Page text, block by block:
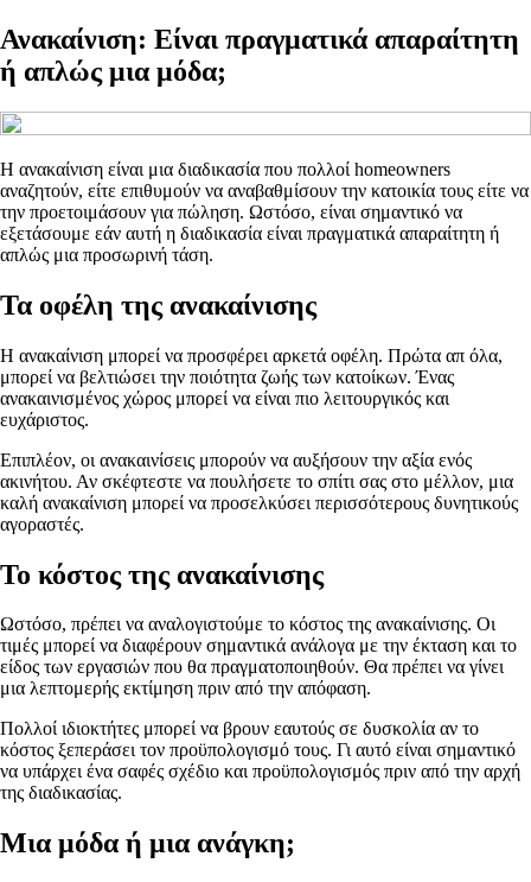
Ανακαίνιση: Είναι πραγματικά απαραίτητη
ή απλώς μια μόδα;
Η ανακαίνιση είναι μια διαδικασία που πολλοί homeowners
αναζητούν, είτε επιθυμούν να αναβαθμίσουν την κατοικία τους είτε να
την προετοιμάσουν για πώληση. Ωστόσο, είναι σημαντικό να
εξετάσουμε εάν αυτή η διαδικασία είναι πραγματικά απαραίτητη ή
απλώς μια προσωρινή τάση.
Τα οφέλη της ανακαίνισης
Η ανακαίνιση μπορεί να προσφέρει αρκετά οφέλη. Πρώτα απ όλα,
μπορεί να βελτιώσει την ποιότητα ζωής των κατοίκων. Ένας
ανακαινισμένος χώρος μπορεί να είναι πιο λειτουργικός και
ευχάριστος.
Επιπλέον, οι ανακαινίσεις μπορούν να αυξήσουν την αξία ενός
ακινήτου. Αν σκέφτεστε να πουλήσετε το σπίτι σας στο μέλλον, μια
καλή ανακαίνιση μπορεί να προσελκύσει περισσότερους δυνητικούς
αγοραστές.
Το κόστος της ανακαίνισης
Ωστόσο, πρέπει να αναλογιστούμε το κόστος της ανακαίνισης. Οι
τιμές μπορεί να διαφέρουν σημαντικά ανάλογα με την έκταση και το
είδος των εργασιών που θα πραγματοποιηθούν. Θα πρέπει να γίνει
μια λεπτομερής εκτίμηση πριν από την απόφαση.
Πολλοί ιδιοκτήτες μπορεί να βρουν εαυτούς σε δυσκολία αν το
κόστος ξεπεράσει τον προϋπολογισμό τους. Γι αυτό είναι σημαντικό
να υπάρχει ένα σαφές σχέδιο και προϋπολογισμός πριν από την αρχή
της διαδικασίας.
Μια μόδα ή μια ανάγκη;